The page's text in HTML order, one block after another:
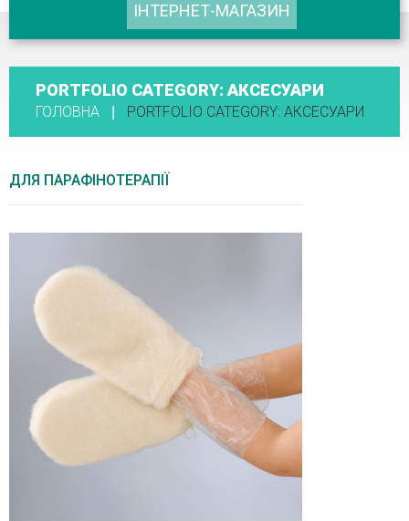
ІНТЕРНЕТ-МАГАЗИН
PORTFOLIO CATEGORY:АКСЕСУАРИ
ГОЛОВНА PORTFOLIO CATEGORY: АКСЕСУАРИ
ДЛЯ ПАРАФІНОТЕРАПІЇ